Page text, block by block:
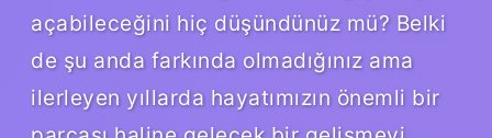
açabileceğini hiç düşündünüz mü? Belki
de şu anda farkında olmadığınız ama
ilerleyen yıllarda hayatımızın önemli bir